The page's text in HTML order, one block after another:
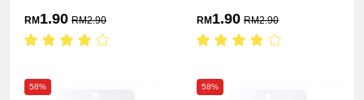
RM 1.90 RM2.90 RM 1.90 RM2.90
58% 58%